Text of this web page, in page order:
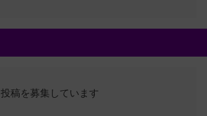
投稿を募集しています